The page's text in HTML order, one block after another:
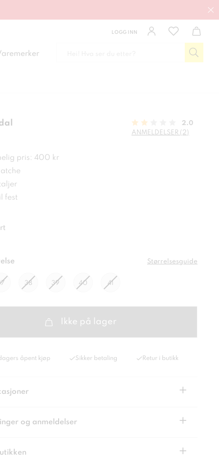
LOGG INN
2.0
ANMELDELSER (2)
pris: 400 kr
fest
Størrelsesguide
38 39 40 41
Ikke på lager
åpent kjøp Sikker betaling Retur i butikk
+
og anmeldelser +
+